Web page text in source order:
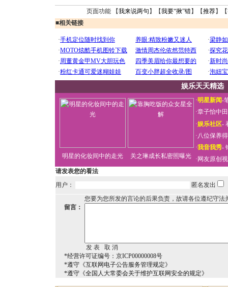
页面功能 【我来说两句 】【我要“揪”错】【推荐】
■相关链接
娱乐天天精选
明星的化妆间中的走光 关之琳成长私密照曝光
·明星新闻-
·章子怡中
·娱乐社区-
·八位保养
·我音我秀-
· 网友原创
请发表您的看法
用户：
匿名发出
您要为您所发的言论的后果负责，故请各位遵纪守法
留言：
*经营许可证编号：京ICP00000008号
*遵守《互联网电子公告服务管理规定》
*遵守《全国人大常委会关于维护互联网安全的规定》